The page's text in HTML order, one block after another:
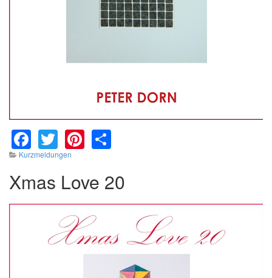
Facebook
TwitterPinterest
Kurzmeldungen
Xmas Love 20